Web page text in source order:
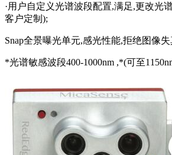
·用户自定义光谱波段配置,满足,更改光
客户定制);
Snap全景曝光单元,感光性能,拒绝图像
*光谱敏感波段400-1000nm ,*(可至